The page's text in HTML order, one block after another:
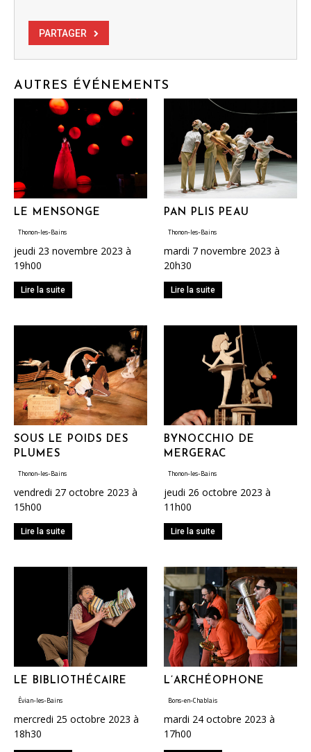
PARTAGER
AUTRES ÉVÉNEMENTS
LE MENSONGE
Thonon-les-Bains
jeudi 23 novembre 2023 à
19h00
Lire la suite
PAN PLIS PEAU
Thonon-les-Bains
mardi 7 novembre 2023 à
20h30
Lire la suite
SOUS LE POIDS DES
PLUMES
Thonon-les-Bains
vendredi 27 octobre 2023 à
15h00
Lire la suite
BYNOCCHIO DE
MERGERAC
Thonon-les-Bains
jeudi 26 octobre 2023 à
11h00
Lire la suite
LE BIBLIOTHÉCAIRE
Évian-les-Bains
mercredi 25 octobre 2023 à
18h30
L’ARCHÉOPHONE
Bons-en-Chablais
mardi 24 octobre 2023 à
17h00